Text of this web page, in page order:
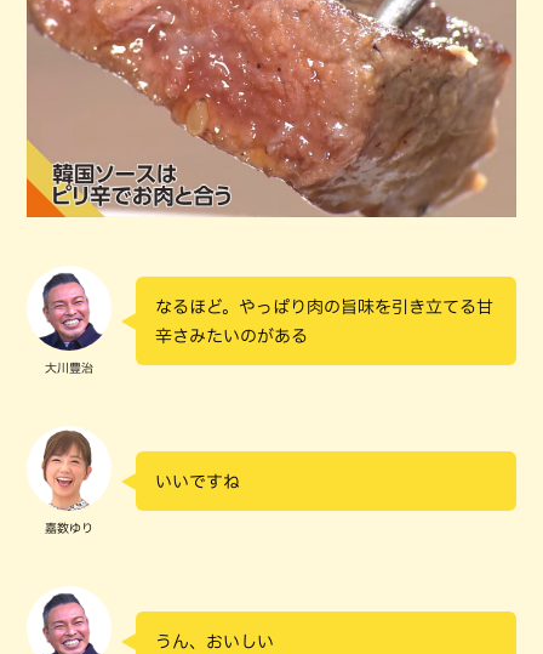
大川豊治
なるほど。やっぱり肉の旨味を引き立てる甘
辛さみたいのがある
嘉数ゆり
いいですね
うん、おいしい